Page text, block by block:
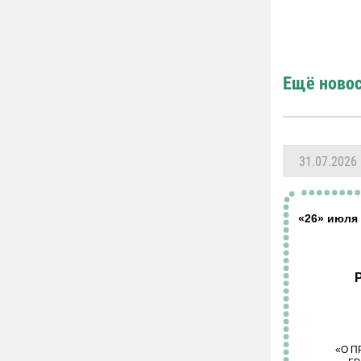
Ещё
31.07.2026